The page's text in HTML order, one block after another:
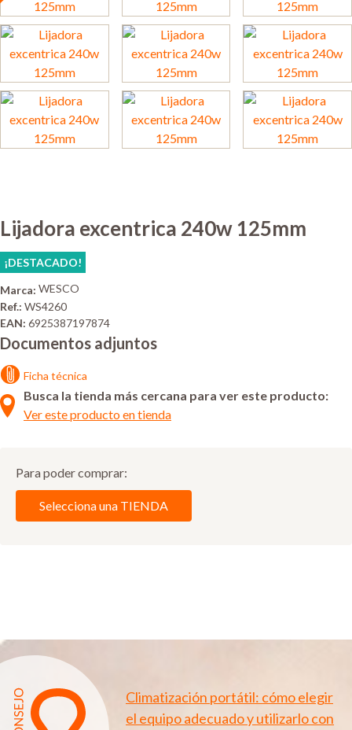
Lijadora excentrica 240w 125mm
¡DESTACADO!
Marca: WESCO
Ref.: WS4260
EAN: 6925387197874
Documentos adjuntos
Ficha técnica
Busca la tienda más cercana para ver este producto:
Ver este producto en tienda
Para poder comprar:
Selecciona una TIENDA
Climatización portátil: cómo elegir
el equipo adecuado y utilizarlo con